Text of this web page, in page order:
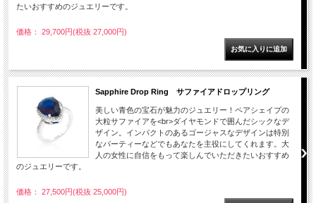
たいおすすめのジュエリーです。
価格： 29,700円(税抜 27,000円)
Sapphire Drop Ring サファイアドロップリング
美しい青色の宝石が魅力のジュエリー！ペアシェイプの
大粒サファイアを<br>ダイヤモンドで囲んだシックなデ
ザイン。インパクトのあるゴージャスなデザインは特別
なパーティーなどでもあなたを主役にしてくれます。大
人の女性に自信をもって楽しんでいただきたいおすすめ
のジュエリーです。
価格： 27,500円(税抜 25,000円)